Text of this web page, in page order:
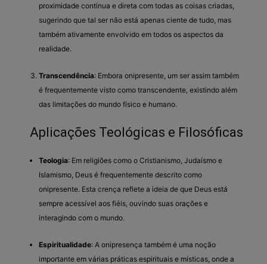
proximidade contínua e direta com todas as coisas criadas,
sugerindo que tal ser não está apenas ciente de tudo, mas
também ativamente envolvido em todos os aspectos da
realidade.
Transcendência: Embora onipresente, um ser assim também
é frequentemente visto como transcendente, existindo além
das limitações do mundo físico e humano.
Aplicações Teológicas e Filosóficas
Teologia: Em religiões como o Cristianismo, Judaísmo e
Islamismo, Deus é frequentemente descrito como
onipresente. Esta crença reflete a ideia de que Deus está
sempre acessível aos fiéis, ouvindo suas orações e
interagindo com o mundo.
Espiritualidade: A onipresença também é uma noção
importante em várias práticas espirituais e místicas, onde a